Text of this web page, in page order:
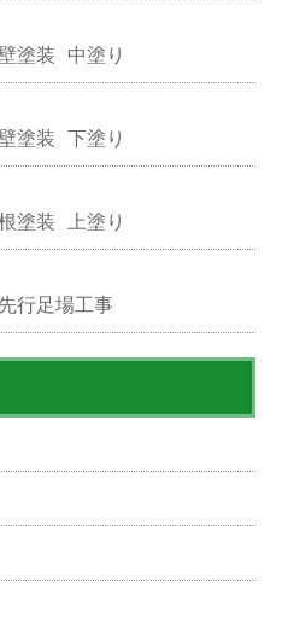
塗装 中塗り
塗装 下塗り
塗装 上塗り
行足場工事